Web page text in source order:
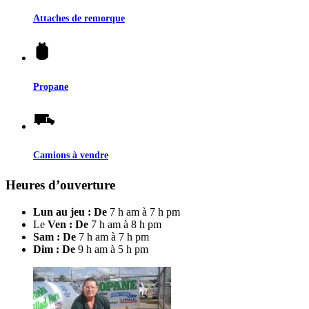
Attaches de remorque
Propane
Camions à vendre
Heures d’ouverture
Lun au jeu : De 7 h am à 7 h pm
Le Ven : De 7 h am à 8 h pm
Sam : De 7 h am à 7 h pm
Dim : De 9 h am à 5 h pm